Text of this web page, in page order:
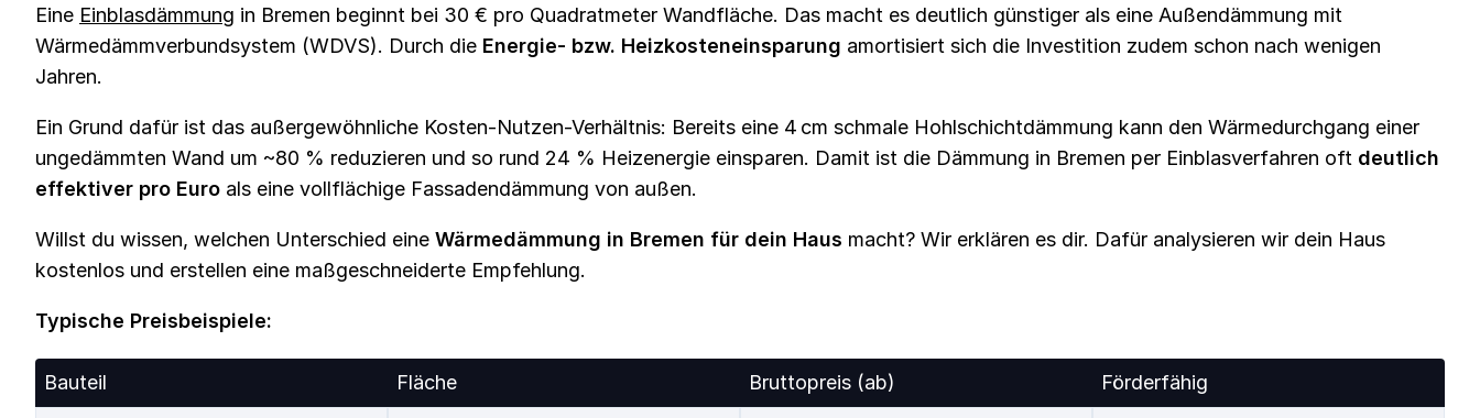
Eine Einblasdämmung in Bremen beginnt bei 30 € pro Quadratmeter Wandfläche. Das macht es deutlich günstiger als eine Außendämmung mit
Wärmedämmverbundsystem (WDVS). Durch die Energie- bzw. Heizkosteneinsparung amortisiert sich die Investition zudem schon nach wenigen
Jahren.
Ein Grund dafür ist das außergewöhnliche Kosten-Nutzen-Verhältnis: Bereits eine 4 cm schmale Hohlschichtdämmung kann den Wärmedurchgang einer
ungedämmten Wand um ~80 % reduzieren und so rund 24 % Heizenergie einsparen. Damit ist die Dämmung in Bremen per Einblasverfahren oft deutlich
effektiver pro Euro als eine vollflächige Fassadendämmung von außen.
Willst du wissen, welchen Unterschied eine Wärmedämmung in Bremen für dein Haus macht? Wir erklären es dir. Dafür analysieren wir dein Haus
kostenlos und erstellen eine maßgeschneiderte Empfehlung.
Typische Preisbeispiele:
Bauteil Fläche Bruttopreis (ab) Förderfähig